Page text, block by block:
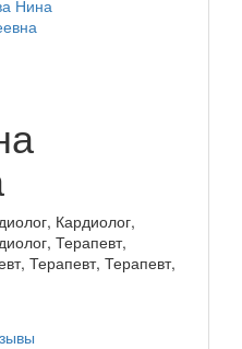
Кардиолог,
Терапевт,
Терапевт, Терапевт,